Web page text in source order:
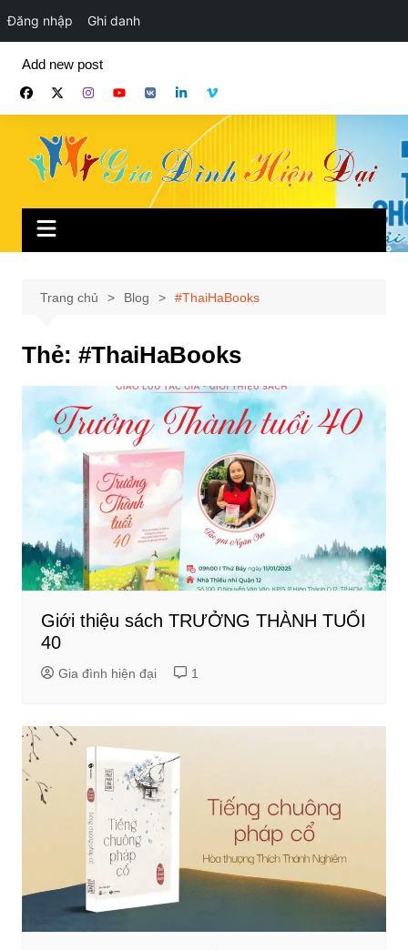
Đăng nhập Ghi danh
phần
Add new post
Trang chủ Blog #ThaiHaBooks
Thẻ: #ThaiHaBooks
Giới thiệu sách TRƯỞNG THÀNH TUỔI
40
Gia đình hiện đại 1